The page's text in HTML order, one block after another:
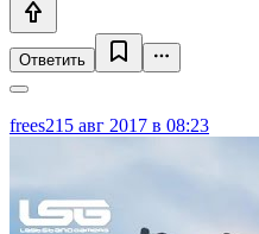
Ответить
frees215 авг 2017 в 08:23